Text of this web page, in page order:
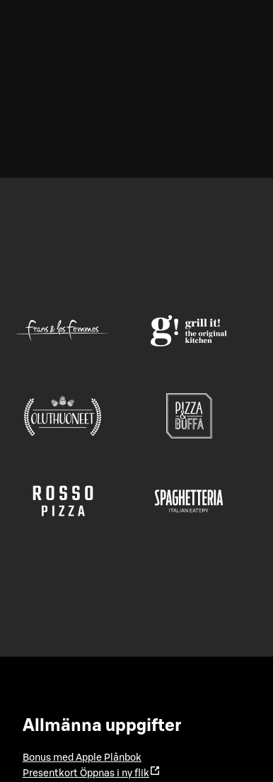
Allmänna uppgifter
Bonus med Apple Plånbok
Presentkort Öppnas i ny flik